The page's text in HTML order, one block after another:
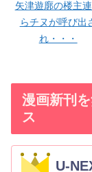
矢津遊廓の楼主
らチヌが呼び出
れ・・・
漫画新刊
ス
U-